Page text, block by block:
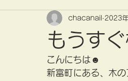
もうす
chacanail 2023
こんにちは☻
新富町にある、木